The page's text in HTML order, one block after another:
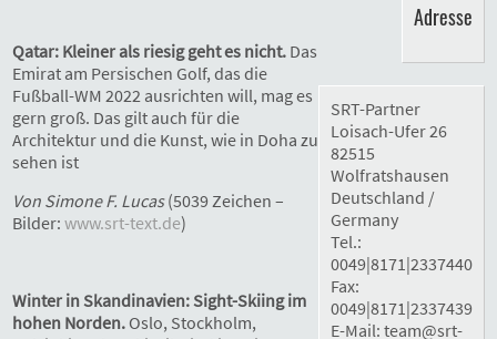
Qatar: Kleiner als riesig geht es nicht. Das
Emirat am Persischen Golf, das die
Fußball-WM 2022 ausrichten will, mag es
gern groß. Das gilt auch für die
Architektur und die Kunst, wie in Doha zu
sehen ist
Von Simone F. Lucas(5039 Zeichen –
Bilder: www.srt-text.de)
Winter in Skandinavien: Sight-Skiing im
hohen Norden. Oslo, Stockholm,
Adresse
SRT-Partner
Loisach-Ufer 26
82515
Wolfratshausen
Deutschland /
Germany
Tel.:
0049|8171|2337440
Fax:
0049|8171|2337439
E-Mail: team@srt-